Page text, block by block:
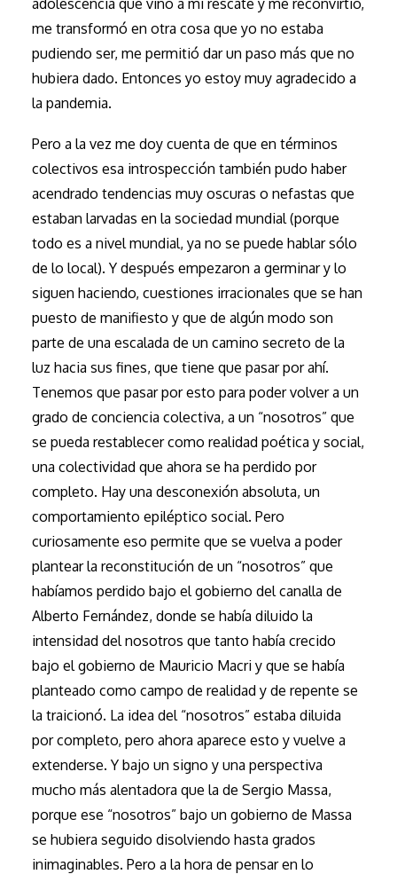
me transformó en otra cosa que yo no estaba
pudiendo ser, me permitió dar un paso más que no
hubiera dado. Entonces yo estoy muy agradecido a
la pandemia.
Pero a la vez me doy cuenta de que en términos
colectivos esa introspección también pudo haber
acendrado tendencias muy oscuras o nefastas que
estaban larvadas en la sociedad mundial (porque
todo es a nivel mundial, ya no se puede hablar sólo
de lo local). Y después empezaron a germinar y lo
siguen haciendo, cuestiones irracionales que se han
puesto de manifiesto y que de algún modo son
parte de una escalada de un camino secreto de la
luz hacia sus fines, que tiene que pasar por ahí.
Tenemos que pasar por esto para poder volver a un
grado de conciencia colectiva, a un “nosotros” que
se pueda restablecer como realidad poética y social,
una colectividad que ahora se ha perdido por
completo. Hay una desconexión absoluta, un
comportamiento epiléptico social. Pero
curiosamente eso permite que se vuelva a poder
plantear la reconstitución de un “nosotros” que
habíamos perdido bajo el gobierno del canalla de
Alberto Fernández, donde se había diluido la
intensidad del nosotros que tanto había crecido
bajo el gobierno de Mauricio Macri y que se había
planteado como campo de realidad y de repente se
la traicionó. La idea del “nosotros” estaba diluida
por completo, pero ahora aparece esto y vuelve a
extenderse. Y bajo un signo y una perspectiva
mucho más alentadora que la de Sergio Massa,
porque ese “nosotros” bajo un gobierno de Massa
se hubiera seguido disolviendo hasta grados
inimaginables. Pero a la hora de pensar en lo